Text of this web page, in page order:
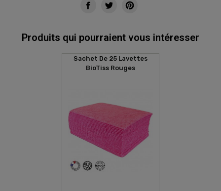
Produits qui pourraient vous intéresser
Sachet De 25 Lavettes
BioTiss Rouges